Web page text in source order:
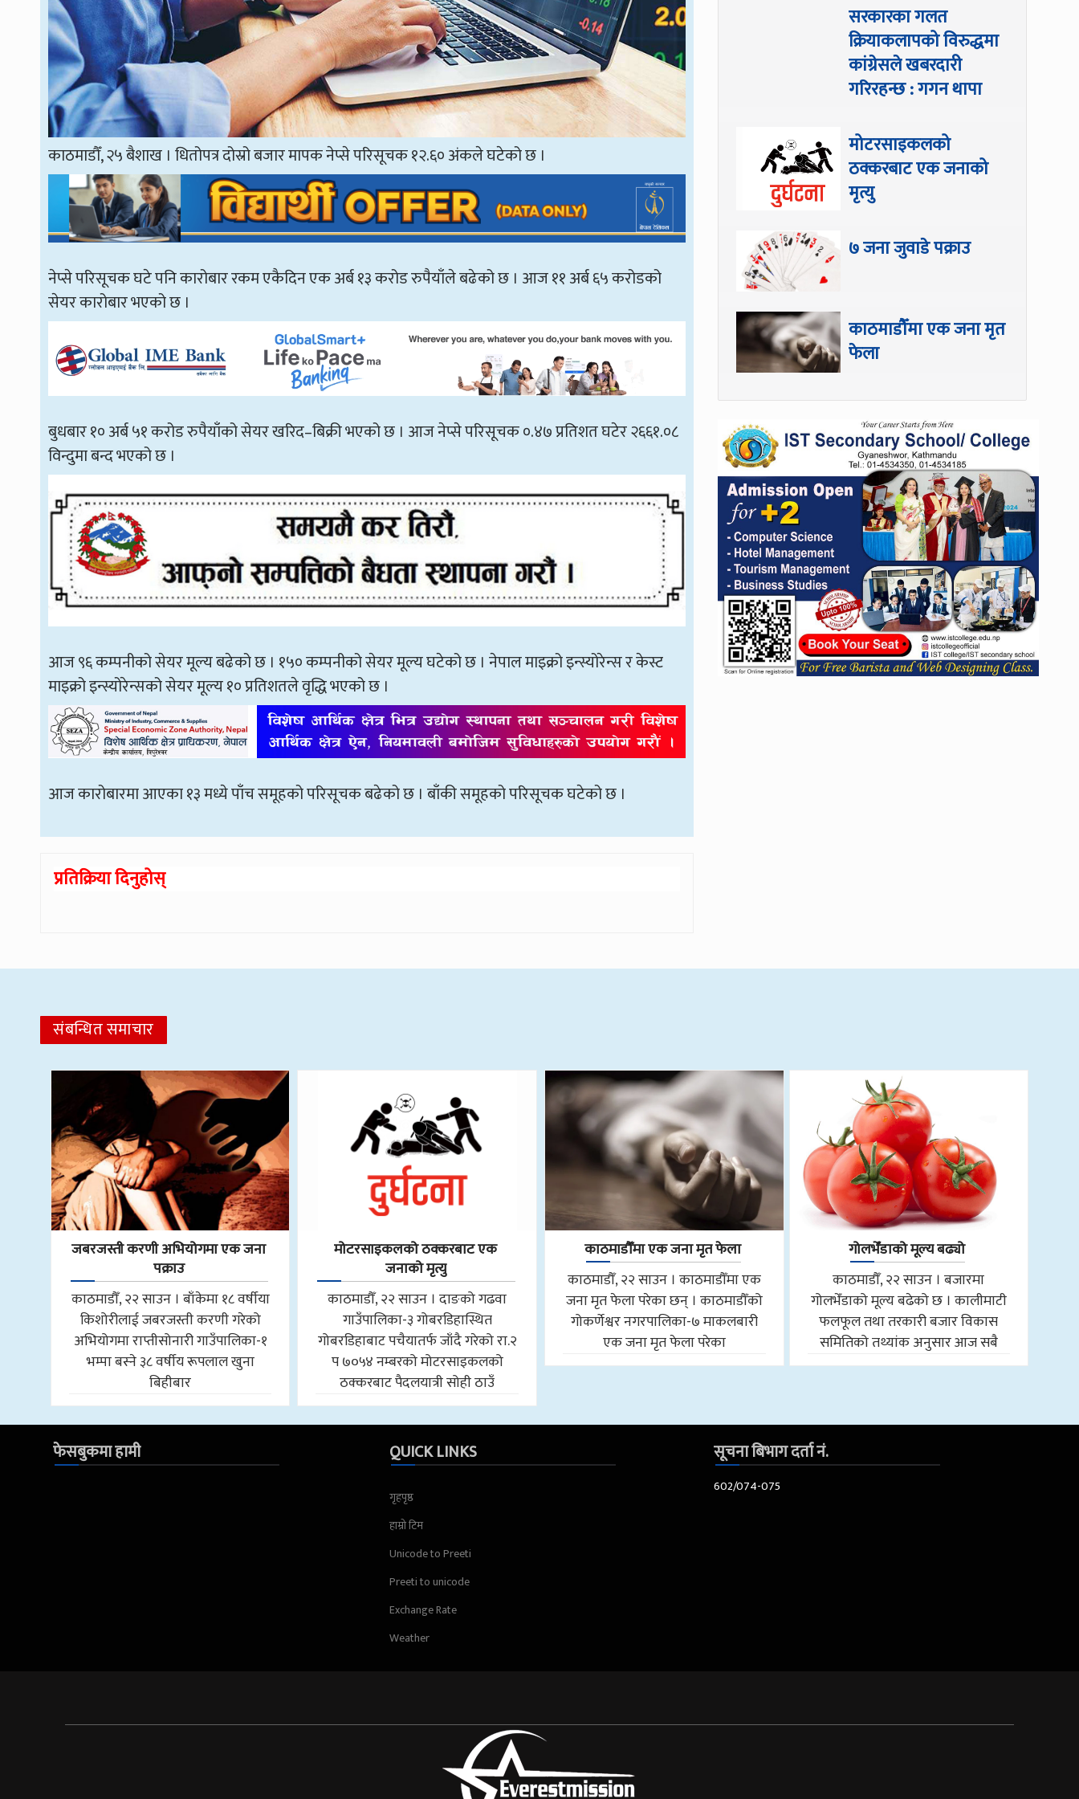
काठमाडौँ, २५ बैशाख । धितोपत्र दोस्रो बजार मापक नेप्से परिसूचक १२.६० अंकले घटेको छ ।
नेप्से परिसूचक घटे पनि कारोबार रकम एकैदिन एक अर्ब १३ करोड रुपैयाँले बढेको छ । आज ११ अर्ब ६५ करोडको
सेयर कारोबार भएको छ ।
बुधबार १० अर्ब ५१ करोड रुपैयाँको सेयर खरिद–बिक्री भएको छ । आज नेप्से परिसूचक ०.४७ प्रतिशत घटेर २६६१.०८
विन्दुमा बन्द भएको छ ।
आज ९६ कम्पनीको सेयर मूल्य बढेको छ । १५० कम्पनीको सेयर मूल्य घटेको छ । नेपाल माइक्रो इन्स्योरेन्स र केस्ट
माइक्रो इन्स्योरेन्सको सेयर मूल्य १० प्रतिशतले वृद्धि भएको छ ।
आज कारोबारमा आएका १३ मध्ये पाँच समूहको परिसूचक बढेको छ । बाँकी समूहको परिसूचक घटेको छ ।
प्रतिक्रिया दिनुहोस्
सरकारका गलत
क्रियाकलापको विरुद्धमा
कांग्रेसले खबरदारी
गरिरहन्छ : गगन थापा
मोटरसाइकलको
ठक्करबाट एक जनाको
मृत्यु
७ जना जुवाडे पक्राउ
काठमाडौँमा एक जना मृत
फेला
संबन्धित समाचार
जबरजस्ती करणी अभियोगमा एक जना
पक्राउ
काठमाडौँ, २२ साउन । बाँकेमा १८ वर्षीया
किशोरीलाई जबरजस्ती करणी गरेको
अभियोगमा राप्तीसोनारी गाउँपालिका-१
भम्पा बस्ने ३८ वर्षीय रूपलाल खुना
बिहीबार
मोटरसाइकलको ठक्करबाट एक
जनाको मृत्यु
काठमाडौँ, २२ साउन । दाङको गढवा
गाउँपालिका-३ गोबरडिहास्थित
गोबरडिहाबाट पचैयातर्फ जाँदै गरेको रा.२
प ७०५४ नम्बरको मोटरसाइकलको
ठक्करबाट पैदलयात्री सोही ठाउँ
काठमाडौँमा एक जना मृत फेला
काठमाडौँ, २२ साउन । काठमाडौँमा एक
जना मृत फेला परेका छन् । काठमाडौँको
गोकर्णेश्वर नगरपालिका-७ माकलबारी
एक जना मृत फेला परेका
गोलभेँडाको मूल्य बढ्यो
काठमाडौँ, २२ साउन । बजारमा
गोलभेँडाको मूल्य बढेको छ । कालीमाटी
फलफूल तथा तरकारी बजार विकास
समितिको तथ्यांक अनुसार आज सबै
फेसबुकमा हामी QUICK LINKS
गृहपृष्ठ
हाम्रो टिम
Unicode to Preeti
Preeti to unicode
Exchange Rate
Weather
सूचना बिभाग दर्ता नं.
602/074-075